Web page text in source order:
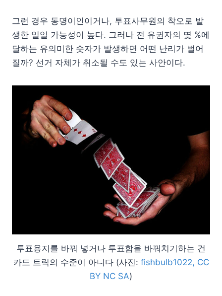
그런 경우 동명이인이거나, 투표사무원의 착오로 발
생한 일일 가능성이 높다. 그러나 전 유권자의 몇 %에
달하는 유의미한 숫자가 발생하면 어떤 난리가 벌어
질까? 선거 자체가 취소될 수도 있는 사안이다.
투표용지를 바꿔 넣거나 투표함을 바꿔치기하는 건
카드 트릭의 수준이 아니다 (사진: fishbulb1022, CC
BY NC SA)